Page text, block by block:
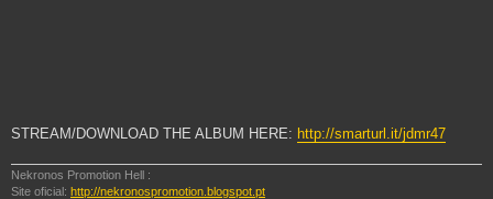
STREAM/DOWNLOAD THE ALBUM HERE: http://smarturl.it/jdmr47
Nekronos Promotion Hell :
Site oficial: http://nekronospromotion.blogspot.pt